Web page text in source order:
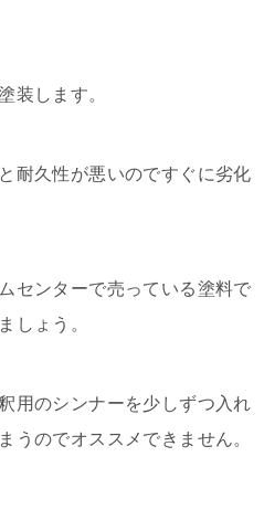
装します。
耐久性が悪いのですぐに劣化
センターで売っている塗料で
しょう。
用のシンナーを少しずつ入れ
うのでオススメできません。